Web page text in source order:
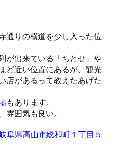
通りの横道を少し入った位
が出来ている「ちとせ」や
ど近い位置にあるが、観光
店があるって教えたあげた
もあります。
雰囲気も良い。
阜県高山市総和町１丁目５